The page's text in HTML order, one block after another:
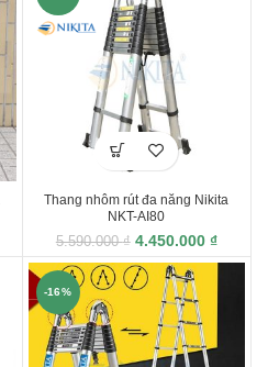
Thang nhôm rút đa năng Nikita
NKT-AI80
5.590.000₫ 4.450.000 ₫
-16%